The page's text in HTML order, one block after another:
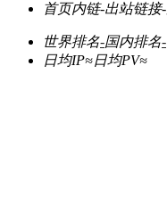
首页内链-出站链接-
世界排名-国内排名-
日均IP≈日均PV≈